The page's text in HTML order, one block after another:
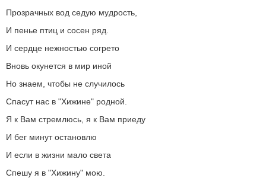
Прозрачных вод седую мудрость,
И пенье птиц и сосен ряд.
И сердце нежностью согрето
Вновь окунется в мир иной
Но знаем, чтобы не случилось
Спасут нас в "Хижине" родной.
Я к Вам стремлюсь, я к Вам приеду
И бег минут остановлю
И если в жизни мало света
Спешу я в "Хижину" мою.